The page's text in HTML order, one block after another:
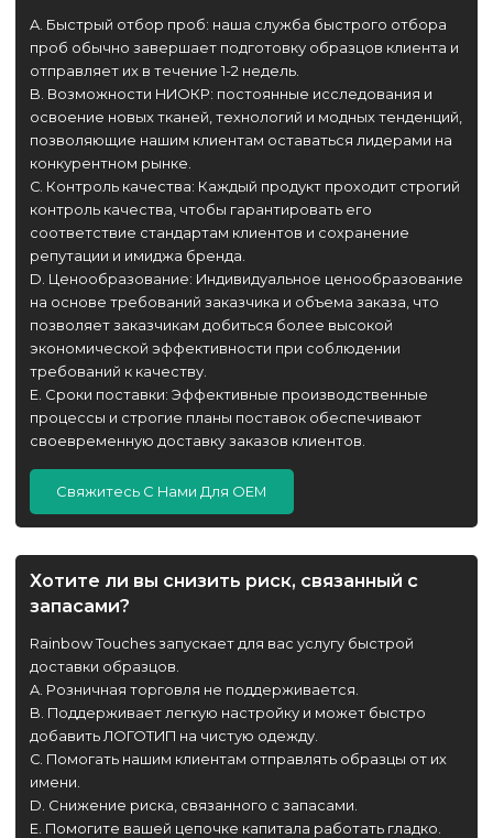
A. Быстрый отбор проб: наша служба быстрого отбора
проб обычно завершает подготовку образцов клиента и
отправляет их в течение 1-2 недель.
B. Возможности НИОКР: постоянные исследования и
освоение новых тканей, технологий и модных тенденций,
позволяющие нашим клиентам оставаться лидерами на
конкурентном рынке.
C. Контроль качества: Каждый продукт проходит строгий
контроль качества, чтобы гарантировать его
соответствие стандартам клиентов и сохранение
репутации и имиджа бренда.
D. Ценообразование: Индивидуальное ценообразование
на основе требований заказчика и объема заказа, что
позволяет заказчикам добиться более высокой
экономической эффективности при соблюдении
требований к качеству.
E. Сроки поставки: Эффективные производственные
процессы и строгие планы поставок обеспечивают
своевременную доставку заказов клиентов.
Свяжитесь С Нами Для OEM
Хотите ли вы снизить риск, связанный с
запасами?
Rainbow Touches запускает для вас услугу быстрой
доставки образцов.
A. Розничная торговля не поддерживается.
B. Поддерживает легкую настройку и может быстро
добавить ЛОГОТИП на чистую одежду.
C. Помогать нашим клиентам отправлять образцы от их
имени.
D. Снижение риска, связанного с запасами.
E. Помогите вашей цепочке капитала работать гладко.